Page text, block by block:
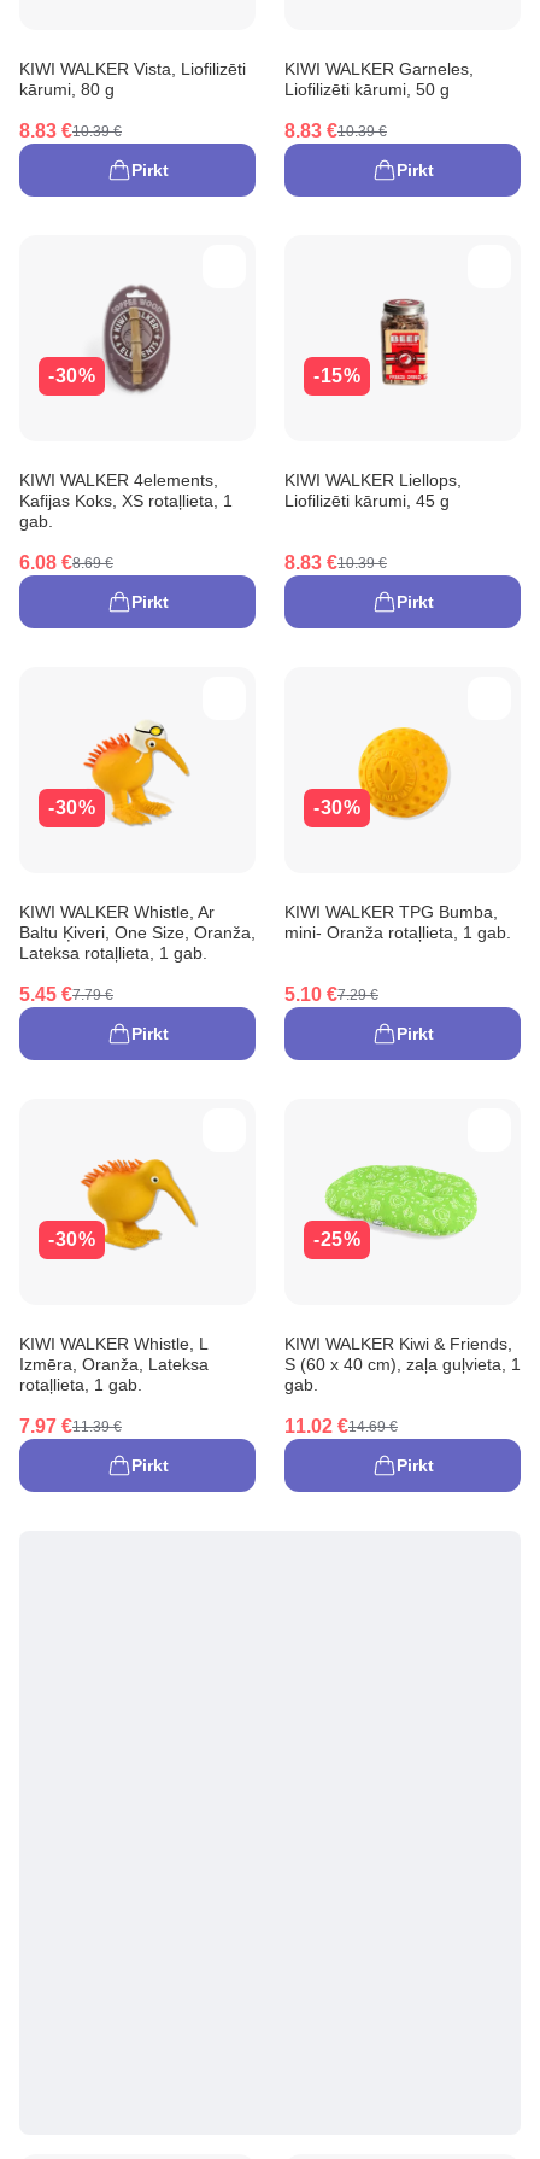
KIWI WALKER Vista, Liofilizēti
kārumi, 80 g
8.83 €10.39 €
Pirkt
KIWI WALKER Garneles,
Liofilizēti kārumi, 50 g
8.83 €10.39 €
Pirkt
-30%
KIWI WALKER 4elements,
Kafijas Koks, XS rotaļlieta, 1
gab.
6.08 €8.69 €
Pirkt
-15%
KIWI WALKER Liellops,
Liofilizēti kārumi, 45 g
8.83 €10.39 €
Pirkt
-30%
KIWI WALKER Whistle, Ar
Baltu Ķiveri, One Size, Oranža,
Lateksa rotaļlieta, 1 gab.
5.45 €7.79 €
Pirkt
-30%
KIWI WALKER TPG Bumba,
mini- Oranža rotaļlieta, 1 gab.
5.10 €7.29 €
Pirkt
-30%
KIWI WALKER Whistle, L
Izmēra, Oranža, Lateksa
rotaļlieta, 1 gab.
7.97 €11.39 €
Pirkt
-25%
KIWI WALKER Kiwi & Friends,
S (60 x 40 cm), zaļa guļvieta, 1
gab.
11.02 €14.69 €
Pirkt